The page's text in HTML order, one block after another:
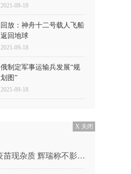
2021-09-18
回放：神舟十二号载人飞船
返回地球
2021-09-18
俄制定军事运输兵发展“规
划图”
2021-09-18
X 关闭
供日本新冠疫苗现杂质 辉瑞称不影响使用